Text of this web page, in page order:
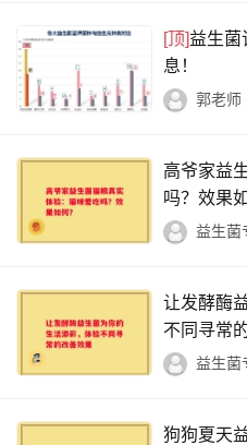
[顶]益生菌
息！
郭老师
高爷家益
吗？效果
益生菌
让发酵酶
不同寻常
益生菌
狗狗夏天